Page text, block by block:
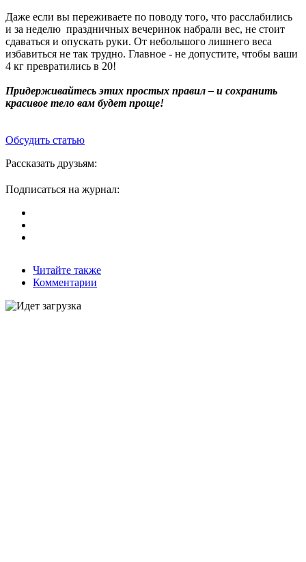
Даже если вы переживаете по поводу того, что расслабились
и за неделю праздничных вечеринок набрали вес, не стоит
сдаваться и опускать руки. От небольшого лишнего веса
избавиться не так трудно. Главное - не допустите, чтобы ваши
4 кг превратились в 20!
Придерживайтесь этих простых правил – и сохранить
красивое тело вам будет проще!
Обсудить статью
Рассказать друзьям:
Подписаться на журнал:
Читайте также
Комментарии